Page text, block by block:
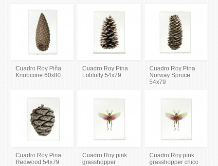
Cuadro Roy Piña
Knobcone 60x80
Cuadro Roy Pina
Loblolly 54x79
Cuadro Roy Pina
Norway Spruce
54x79
Cuadro Roy Pina
Redwood 54x79
Cuadro Roy pink
grasshopper
Cuadro Roy pink
grasshopper chico